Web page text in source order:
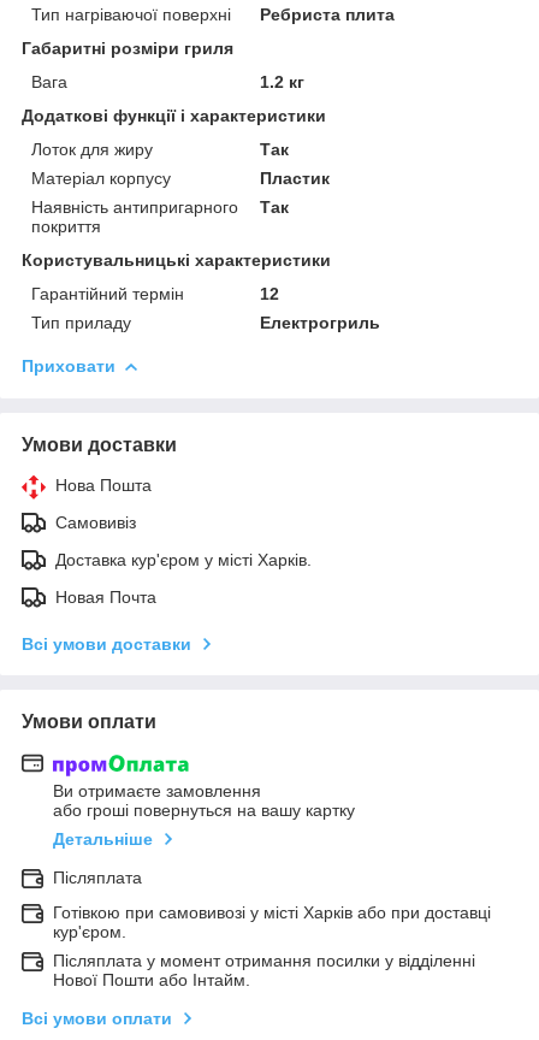
Тип нагріваючої поверхні
Ребриста плита
Габаритні розміри гриля
Вага
1.2 кг
Додаткові функції і характеристики
Лоток для жиру
Так
Матеріал корпусу
Пластик
Наявність антипригарного
покриття
Так
Користувальницькі характеристики
Гарантійний термін
12
Тип приладу
Електрогриль
Приховати
Умови доставки
Нова Пошта
Самовивіз
Доставка кур'єром у місті Харків.
Новая Почта
Всі умови доставки
Умови оплати
Ви отримаєте замовлення
або гроші повернуться на вашу картку
Детальніше
Післяплата
Готівкою при самовивозі у місті Харків або при доставці
кур'єром.
Післяплата у момент отримання посилки у відділенні
Нової Пошти або Інтайм.
Всі умови оплати